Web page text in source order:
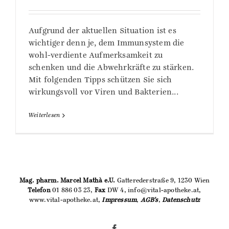
Aufgrund der aktuellen Situation ist es
wichtiger denn je, dem Immunsystem die
wohl-verdiente Aufmerksamkeit zu
schenken und die Abwehrkräfte zu stärken.
Mit folgenden Tipps schützen Sie sich
wirkungsvoll vor Viren und Bakterien...
Weiterlesen
Mag. pharm. Marcel Mathà e.U. Gatterederstraße 9, 1230 Wien
Telefon01 886 03 23, FaxDW 4, info@vital-apotheke.at,
www.vital-apotheke.at,Impressum, AGB's,Datenschutz